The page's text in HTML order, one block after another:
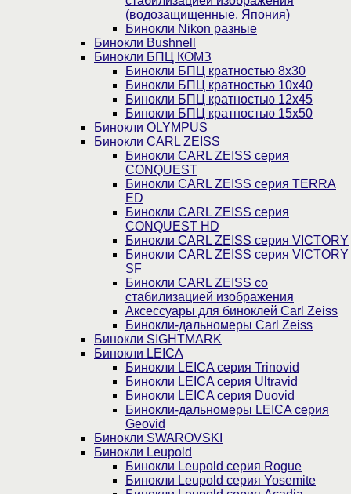
(водозащищенные, Япония)
Бинокли Nikon разные
Бинокли Bushnell
Бинокли БПЦ КОМЗ
Бинокли БПЦ кратностью 8х30
Бинокли БПЦ кратностью 10х40
Бинокли БПЦ кратностью 12х45
Бинокли БПЦ кратностью 15х50
Бинокли OLYMPUS
Бинокли CARL ZEISS
Бинокли CARL ZEISS серия
CONQUEST
Бинокли CARL ZEISS серия TERRA
ED
Бинокли CARL ZEISS серия
CONQUEST HD
Бинокли CARL ZEISS серия VICTORY
Бинокли CARL ZEISS серия VICTORY
SF
Бинокли CARL ZEISS со
стабилизацией изображения
Аксессуары для биноклей Carl Zeiss
Бинокли-дальномеры Carl Zeiss
Бинокли SIGHTMARK
Бинокли LEICA
Бинокли LEICA серия Trinovid
Бинокли LEICA серия Ultravid
Бинокли LEICA серия Duovid
Бинокли-дальномеры LEICA серия
Geovid
Бинокли SWAROVSKI
Бинокли Leupold
Бинокли Leupold серия Rogue
Бинокли Leupold серия Yosemite